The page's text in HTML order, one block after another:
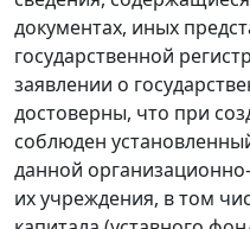
документах, иных
государственной
заявлении о
достоверны, что при
соблюден
данной
их учреждения, в том